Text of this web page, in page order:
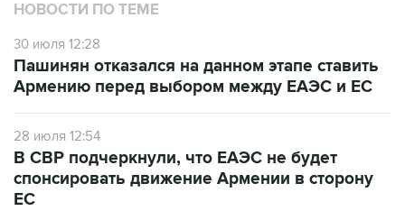
НОВОСТИ ПО ТЕМЕ
30 июля 12:28
Пашинян отказался на данном этапе ставить
Армению перед выбором между ЕАЭС и ЕС
28 июля 12:54
В СВР подчеркнули, что ЕАЭС не будет
спонсировать движение Армении в сторону
ЕС